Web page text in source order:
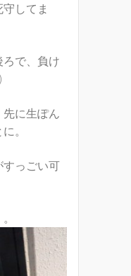
してま
で、負け
に生ぽん
。
っごい可